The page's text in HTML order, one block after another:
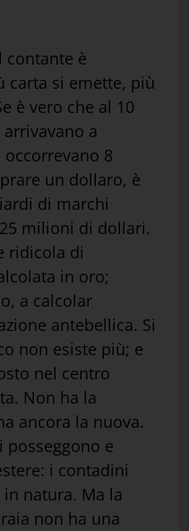
contante è
carta si emette, più
è vero che al 10
a
8
un dollaro, è
di marchi
milioni di dollari.
ridicola di
in oro;
a calcolar
antebellica. Si
non esiste più; e
nel centro
Non ha la
ancora la nuova.
e
i contadini
natura. Ma la
non ha una